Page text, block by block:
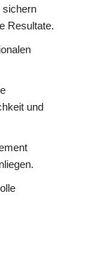
sichern
Resultate.
und